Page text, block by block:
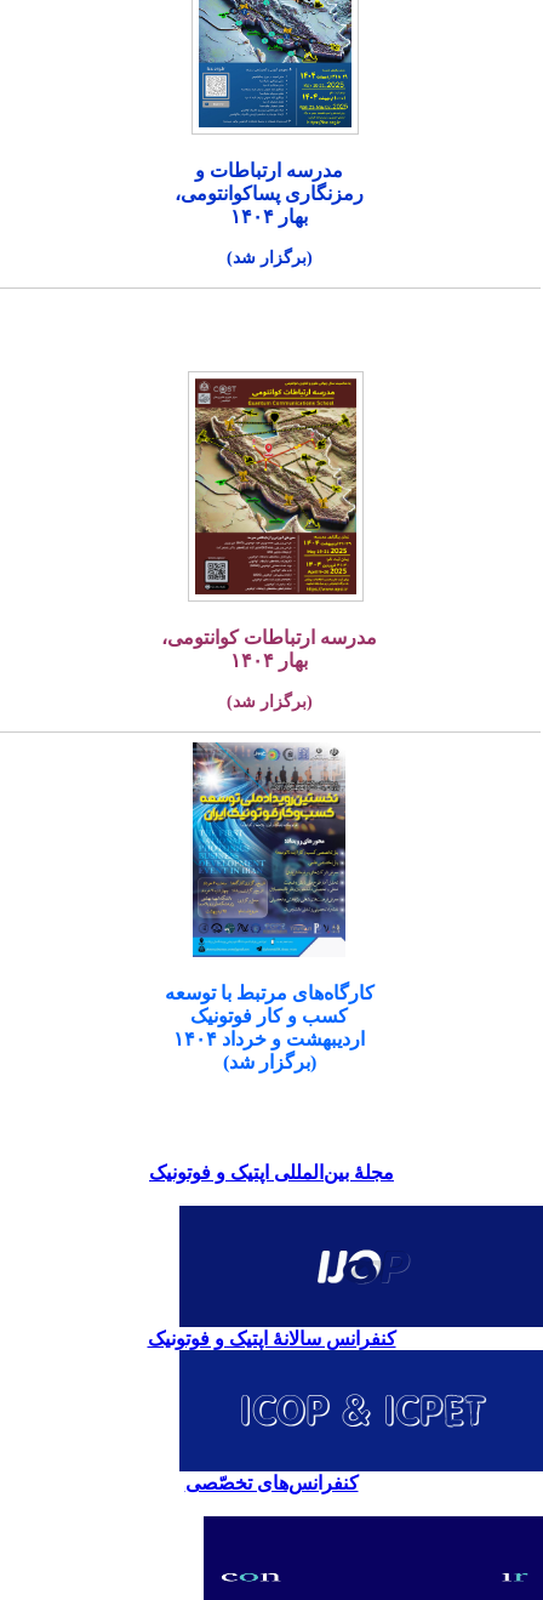
مدرسه ارتباطات و
رمزنگاری پساکوانتومی،
بهار ۱۴۰۴
(برگزار شد)
مدرسه ارتباطات کوانتومی،
بهار ۱۴۰۴
(برگزار شد)
کارگاه‌های مرتبط با توسعه
کسب و کار فوتونیک
اردیبهشت و خرداد ۱۴۰۴
(برگزار شد)
مجلۀ بین‌المللی اپتیک و فوتونیک
کنفرانس سالانۀ اپتیک و فوتونیک
کنفرانس‌های تخصّصی